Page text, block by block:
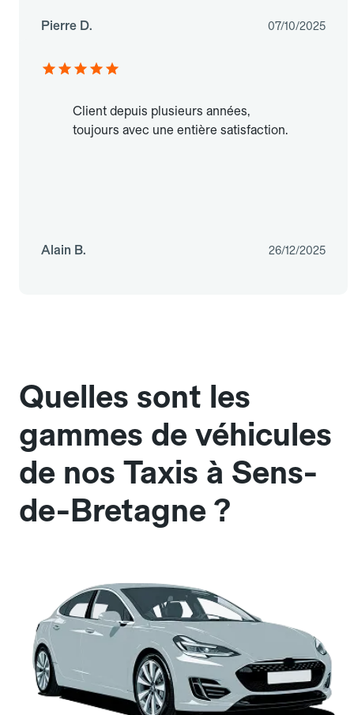
Pierre D. 07/10/2025
Client depuis plusieurs années,
toujours avec une entière satisfaction.
Alain B. 26/12/2025
Quelles sont les
gammes de véhicules
de nos Taxis à Sens-
de-Bretagne ?